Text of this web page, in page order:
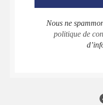
Nous ne
politique de